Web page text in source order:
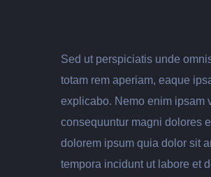
Sed ut perspiciatis unde
totam rem aperiam, eaque
explicabo. Nemo enim ipsam
consequuntur magni dolores
dolorem ipsum quia dolor sit
tempora incidunt ut labore et